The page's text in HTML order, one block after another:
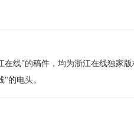
在线"的稿件，均为浙江在线独家
的电头。